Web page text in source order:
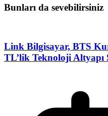
Bunları da sevebilirsiniz
Link Bilgisayar, BTS
TL’lik Teknoloji Altyapı